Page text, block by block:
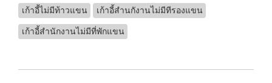
เก้าอี้ไม่มีท้าวแขน
เก้าอี้สำนกังานไม่มีทีรองแขน
เก้าอี้สำนักงานไม่มีที่พักแขน